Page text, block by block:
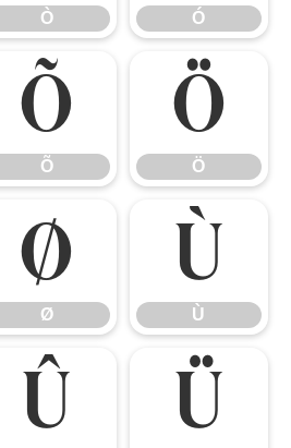
Ò Ó
Õ
Õ
Ö
Ö
Ø
Ø
Ù
Ù
Û Ü